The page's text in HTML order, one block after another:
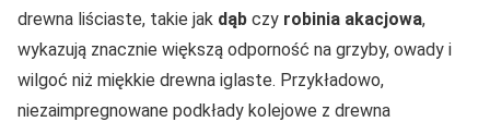
drewna liściaste, takie jak dąb czy robinia akacjowa,
wykazują znacznie większą odporność na grzyby, owady i
wilgoć niż miękkie drewna iglaste. Przykładowo,
niezaimpregnowane podkłady kolejowe z drewna